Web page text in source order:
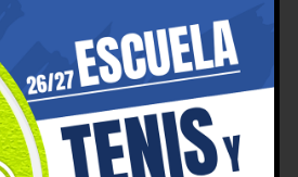
mejores instalaciones de la ciudad.
pista desde categorías
e iniciación al balonmano
de nuestra primera
de Open Arena. Entrenadores y